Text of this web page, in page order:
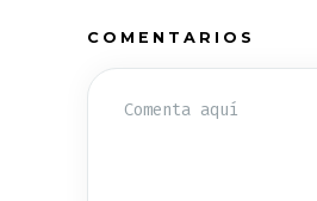
COMENTARIOS